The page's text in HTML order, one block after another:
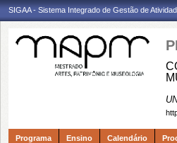
SIGAA - Sistema Integrado de Gestão de
Programa Ensino Calendário